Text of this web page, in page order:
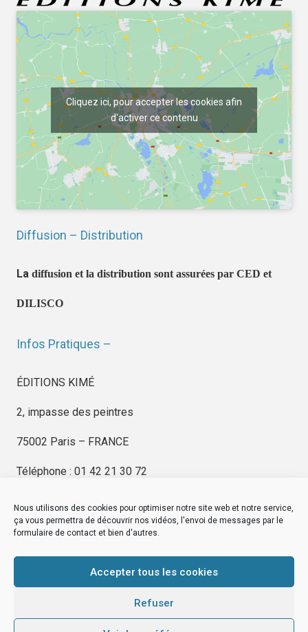
Nous utilisons des cookies pour optimiser notre site web et notre service,
ça vous permettra de découvrir nos vidéos, l'envoi de messages par le
formulaire de contact et bien d'autres.
Accepter tous les cookies
Refuser
Cliquez ici, pour accepter les cookies afin
d'activer ce contenu
Diffusion – Distribution
La diffusion et la distribution sont assurées par CED et
DILISCO
Infos Pratiques –
ÉDITIONS KIMÉ
2, impasse des peintres
75002 Paris – FRANCE
Téléphone : 01 42 21 30 72
EDITIONS KIMÉ
Mentions Légales
© byeDovel.com